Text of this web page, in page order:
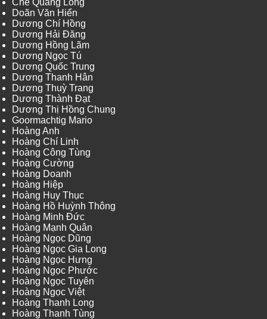
Chế Quang Long
Doãn Văn Hiến
Dương Chí Hồng
Dương Hải Đăng
Dương Hồng Lãm
Dương Ngọc Tú
Dương Quốc Trung
Dương Thanh Hân
Dương Thuỳ Trang
Dương Thành Đạt
Dương Thị Hồng Chung
Goormachtig Mario
Hoàng Anh
Hoàng Chí Linh
Hoàng Công Tùng
Hoàng Cường
Hoàng Doanh
Hoàng Hiệp
Hoàng Huy Thục
Hoàng Hồ Huỳnh Thông
Hoàng Minh Đức
Hoàng Mạnh Quân
Hoàng Ngọc Dũng
Hoàng Ngọc Gia Long
Hoàng Ngọc Hưng
Hoàng Ngọc Phước
Hoàng Ngọc Tuyên
Hoàng Ngọc Việt
Hoàng Thanh Long
Hoàng Thanh Tùng